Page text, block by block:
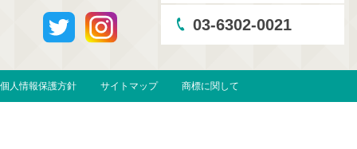
03-6302-0021
個人情報保護方針 サイトマップ 商標に関して